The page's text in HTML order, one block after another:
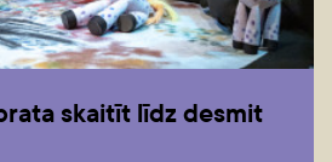
skaitīt līdz desmit